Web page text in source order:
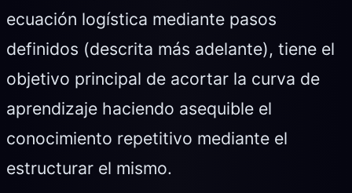
ecuación logística mediante pasos
definidos (descrita más adelante), tiene el
objetivo principal de acortar la curva de
aprendizaje haciendo asequible el
conocimiento repetitivo mediante el
estructurar el mismo.